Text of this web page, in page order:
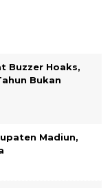
Buzzer Hoaks,
Bukan
Madiun,